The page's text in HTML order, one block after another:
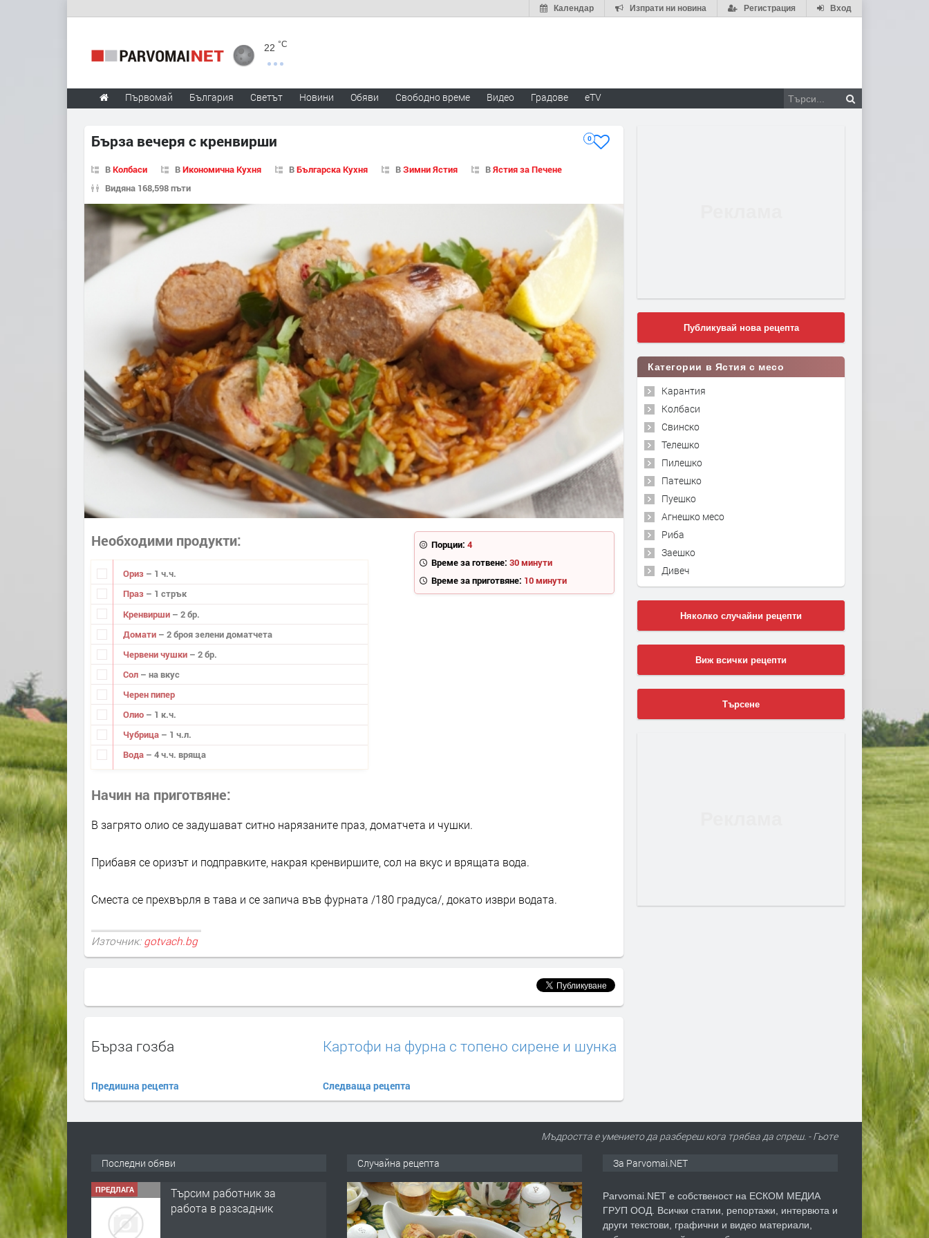
Вход
Регистрация
Изпрати ни новина
Календар
22 °C
Първомай България Светът Новини Обяви Свободно време Видео Градове eTV
Бърза вечеря с кренвирши 0
ВКолбаси ВИкономична Кухня ВБългарска Кухня ВЗимни Ястия ВЯстия за Печене
Видяна 168,598 пъти
Порции: 4
Време за готвене: 30 минути
Време за приготвяне: 10 минути
Необходими продукти
Ориз – 1 ч.ч.
Праз – 1 стрък
Кренвирши – 2 бр.
Домати – 2 броя зелени доматчета
Червени чушки – 2 бр.
Сол – на вкус
Черен пипер
Олио – 1 к.ч.
Чубрица – 1 ч.л.
Вода – 4 ч.ч. вряща
Начин на приготвяне
В загрято олио се задушават ситно нарязаните праз, доматчета и чушки.
Прибавя се оризът и подправките, накрая кренвиршите, сол на вкус и врящата вода.
Сместа се прехвърля в тава и се запича във фурната /180 градуса/, докато изври водата.
Източник: gotvach.bg
Бърза гозба
Предишна рецепта
Картофи на фурна с топено сирене и шунка
Следваща рецепта
Публикувай нова рецепта
Категории в Ястия с месо
Карантия
Колбаси
Свинско
Телешко
Пилешко
Патешко
Пуешко
Агнешко месо
Риба
Заешко
Дивеч
Няколко случайни рецепти
Виж всички рецепти
Търсене
Мъдростта е умението да разбереш кога трябва да спреш. - Гьоте
Последни обяви
ПРЕДЛАГА
Търсим работник за
работа в разсадник
Случайна рецепта За Parvomai.NET
Parvomai.NET е собственост на ЕСКОМ МЕДИА
ГРУП ООД. Всички статии, репортажи, интервюта и
други текстови, графични и видео материали,